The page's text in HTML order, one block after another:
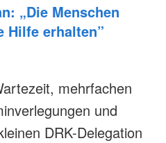
„Die Menschen
Hilfe erhalten”
mehrfachen
und
DRK-Delegation